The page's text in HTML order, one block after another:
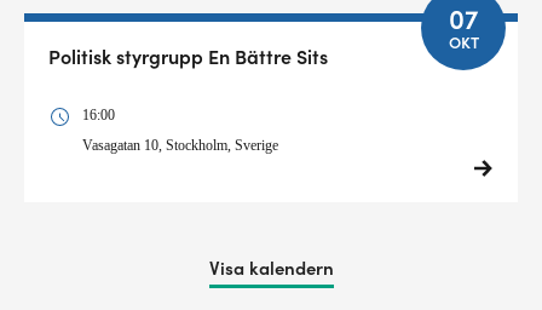
07
OKT
Politisk styrgrupp En Bättre Sits
16:00
Vasagatan 10, Stockholm, Sverige
Visa kalendern